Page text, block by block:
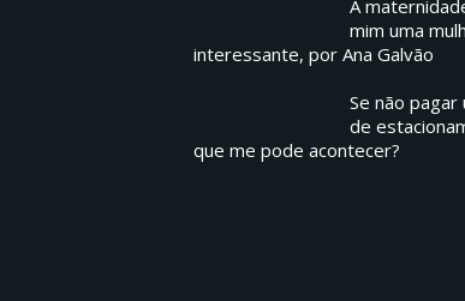
A
mim uma
interessante, por Ana Galvão
Se não pagar
de
que me pode acontecer?